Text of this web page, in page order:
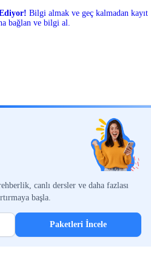
Bilgi almak ve geç kalmadan kayıt
bağlan ve bilgi al.
canlı dersler ve daha fazlası
başla.
Paketleri İncele